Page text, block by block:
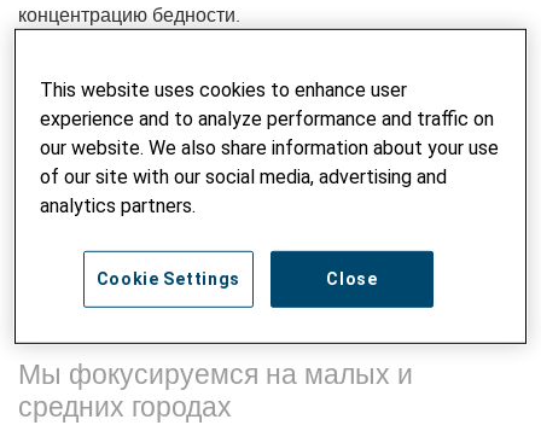
концентрацию бедности.
им не хватает сетей социальной поддержки и навыков,
чтобы выжить в более конкурентной городской среде.
Вновь урбанизированные районы сталкиваются с
такими специфическими для города проблемами, как
управление отходами, загрязнение окружающей среды,
повышенный риск социальных и стихийных бедствий,
зачастую не зная, как их решить.
Мы фокусируемся на малых и
средних городах
This website uses cookies to enhance user
experience and to analyze performance and traffic on
our website. We also share information about your use
of our site with our social media, advertising and
analytics partners.
Close
Cookie Settings